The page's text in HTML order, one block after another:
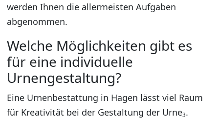
werden Ihnen die allermeisten Aufgaben
abgenommen.
Welche Möglichkeiten gibt es
für eine individuelle
Urnengestaltung?
Eine Urnenbestattung in Hagen lässt viel Raum
für Kreativität bei der Gestaltung der Urne3.